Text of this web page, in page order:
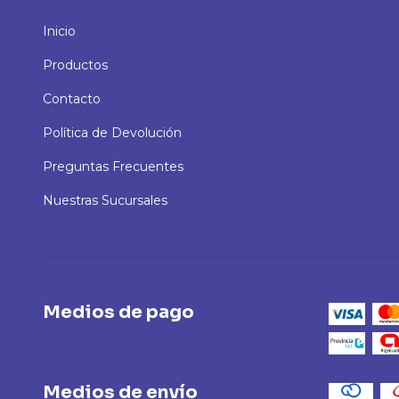
Inicio
Productos
Contacto
Política de Devolución
Preguntas Frecuentes
Nuestras Sucursales
Medios de pago
Medios de envío